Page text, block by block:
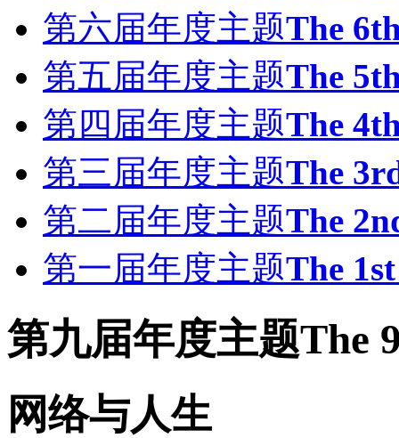
第六届年度主题The
第五届年度主题The
第四届年度主题The
第三届年度主题The
第二届年度主题The
第一届年度主题The
第九届年度主题The
网络与人生